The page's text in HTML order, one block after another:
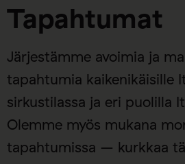
Tapahtumat
Järjestämme avoimia ja
tapahtumia kaikenikäisille
sirkustilassa ja eri puolilla
Olemme myös mukana
tapahtumissa – kurkkaa